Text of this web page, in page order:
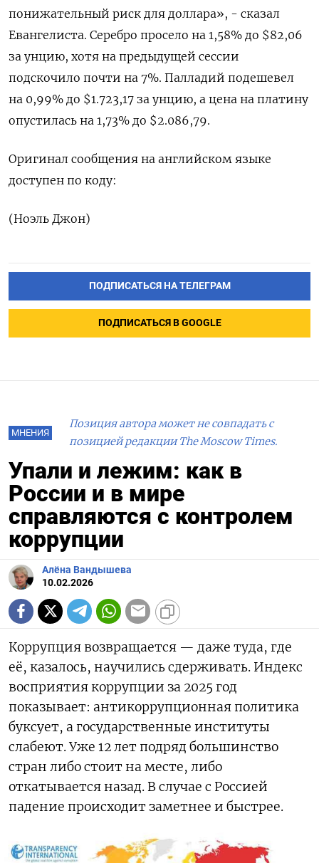
понижательный риск для доллара», - ‍сказал
Евангелиста. Серебро просело ‍на 1,58% до $82,06​
за унцию, хотя на предыдущей сессии
подскочило почти ‍на 7%. Палладий подешевел
на 0,99% до $1.723,17​​ за унцию, а цена на платину
опустилась на 1,73% ⁠до $2.086,79.
Оригинал сообщения на английском языке
доступен по коду:
(Ноэль Джон)
ПОДПИСАТЬСЯ НА ТЕЛЕГРАМ
ПОДПИСАТЬСЯ В GOOGLE
МНЕНИЯ
Позиция автора может не совпадать с
позицией редакции The Moscow Times.
Упали и лежим: как в
России и в мире
справляются с контролем
коррупции
Алёна Вандышева
10.02.2026
Коррупция возвращается — даже туда, где
её, казалось, научились сдерживать. Индекс
восприятия коррупции за 2025 год
показывает: антикоррупционная политика
буксует, а государственные институты
слабеют. Уже 12 лет подряд большинство
стран либо стоит на месте, либо
откатывается назад. В случае с Россией
падение происходит заметнее и быстрее.